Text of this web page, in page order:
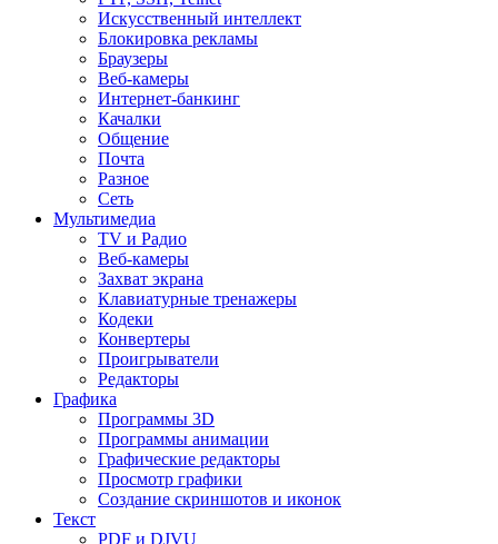
Искусственный интеллект
Блокировка рекламы
Браузеры
Веб-камеры
Интернет-банкинг
Качалки
Общение
Почта
Разное
Сеть
Мультимедиа
TV и Радио
Веб-камеры
Захват экрана
Клавиатурные тренажеры
Кодеки
Конвертеры
Проигрыватели
Редакторы
Графика
Программы 3D
Программы анимации
Графические редакторы
Просмотр графики
Создание скриншотов и иконок
Текст
PDF и DJVU